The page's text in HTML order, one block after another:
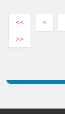
<< <
>>